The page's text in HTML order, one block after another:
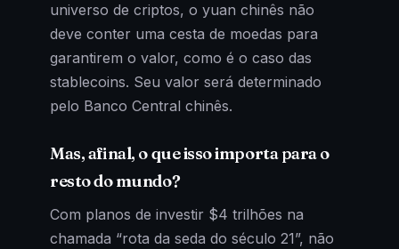
universo de criptos, o yuan chinês não
deve conter uma cesta de moedas para
garantirem o valor, como é o caso das
stablecoins. Seu valor será determinado
pelo Banco Central chinês.
Mas, afinal, o que isso importa para o
resto do mundo?
Com planos de investir $4 trilhões na
chamada “rota da seda do século 21”, não